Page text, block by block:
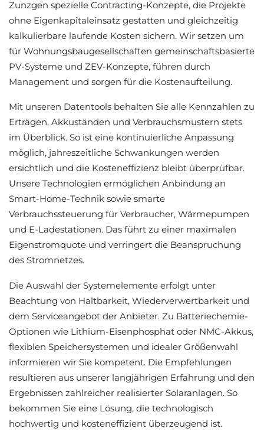
Zunzgen spezielle Contracting-Konzepte, die Projekte
ohne Eigenkapitaleinsatz gestatten und gleichzeitig
kalkulierbare laufende Kosten sichern. Wir setzen um
für Wohnungsbaugesellschaften gemeinschaftsbasierte
PV-Systeme und ZEV-Konzepte, führen durch
Management und sorgen für die Kostenaufteilung.
Mit unseren Datentools behalten Sie alle Kennzahlen zu
Erträgen, Akkuständen und Verbrauchsmustern stets
im Überblick. So ist eine kontinuierliche Anpassung
möglich, jahreszeitliche Schwankungen werden
ersichtlich und die Kosteneffizienz bleibt überprüfbar.
Unsere Technologien ermöglichen Anbindung an
Smart-Home-Technik sowie smarte
Verbrauchssteuerung für Verbraucher, Wärmepumpen
und E-Ladestationen. Das führt zu einer maximalen
Eigenstromquote und verringert die Beanspruchung
des Stromnetzes.
Die Auswahl der Systemelemente erfolgt unter
Beachtung von Haltbarkeit, Wiederverwertbarkeit und
dem Serviceangebot der Anbieter. Zu Batteriechemie-
Optionen wie Lithium-Eisenphosphat oder NMC-Akkus,
flexiblen Speichersystemen und idealer Größenwahl
informieren wir Sie kompetent. Die Empfehlungen
resultieren aus unserer langjährigen Erfahrung und den
Ergebnissen zahlreicher realisierter Solaranlagen. So
bekommen Sie eine Lösung, die technologisch
hochwertig und kosteneffizient überzeugend ist.